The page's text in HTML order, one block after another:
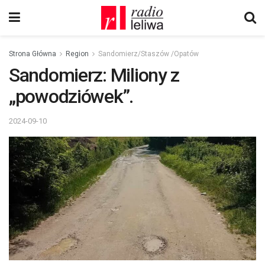
Strona Główna Region Sandomierz/Staszów /Opatów
Sandomierz: Miliony z
„powodziówek”.
2024-09-10